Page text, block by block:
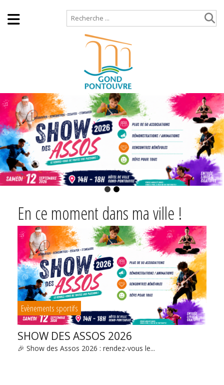
En ce moment dans ma ville !
Evènements sportifs
SHOW DES ASSOS 2026
🎉 Show des Assos 2026 : rendez-vous le...